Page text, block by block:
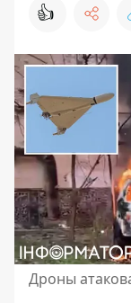
👍
Дроны